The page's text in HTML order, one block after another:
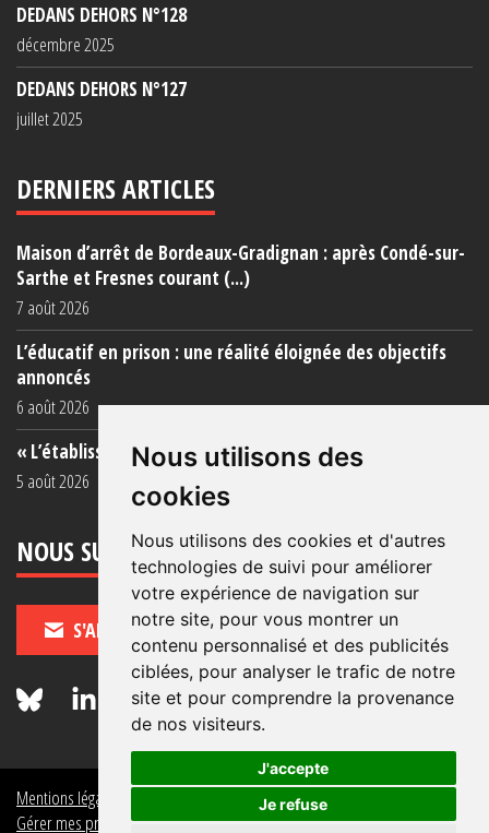
Nous utilisons des
cookies
Nous utilisons des cookies et d'autres
technologies de suivi pour améliorer
votre expérience de navigation sur
notre site, pour vous montrer un
contenu personnalisé et des publicités
ciblées, pour analyser le trafic de notre
site et pour comprendre la provenance
de nos visiteurs.
J'accepte
Je refuse
DEDANS DEHORS N°128
décembre 2025
DEDANS DEHORS N°127
juillet 2025
DERNIERS ARTICLES
Maison d’arrêt de Bordeaux-Gradignan : après Condé-sur-
Sarthe et Fresnes courant (...)
7 août 2026
L’éducatif en prison : une réalité éloignée des objectifs
annoncés
6 août 2026
« L’établissement est une porcherie totale »
5 août 2026
NOUS SUIVRE
S'ABONNER
Mentions légales
Politique de données personnelles
Gérer mes préférences de données personnelles